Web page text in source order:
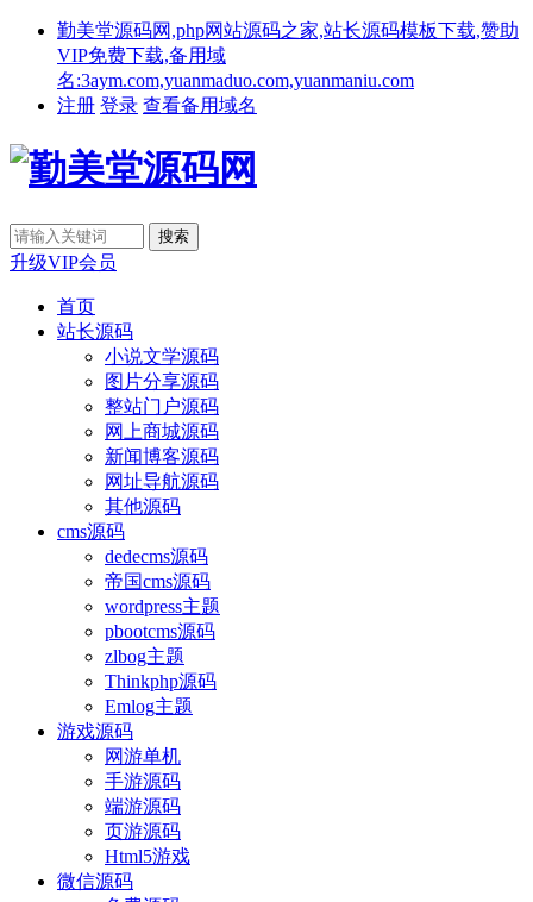
勤美堂源码网,php网站源码之家,站长源码模板下载,赞助
VIP免费下载,备用域
名:3aym.com,yuanmaduo.com,yuanmaniu.com
注册 登录 查看备用域名
升级VIP会员
首页
站长源码
小说文学源码
图片分享源码
整站门户源码
网上商城源码
新闻博客源码
网址导航源码
其他源码
cms源码
dedecms源码
帝国cms源码
wordpress主题
pbootcms源码
zlbog主题
Thinkphp源码
Emlog主题
游戏源码
网游单机
手游源码
端游源码
页游源码
Html5游戏
微信源码